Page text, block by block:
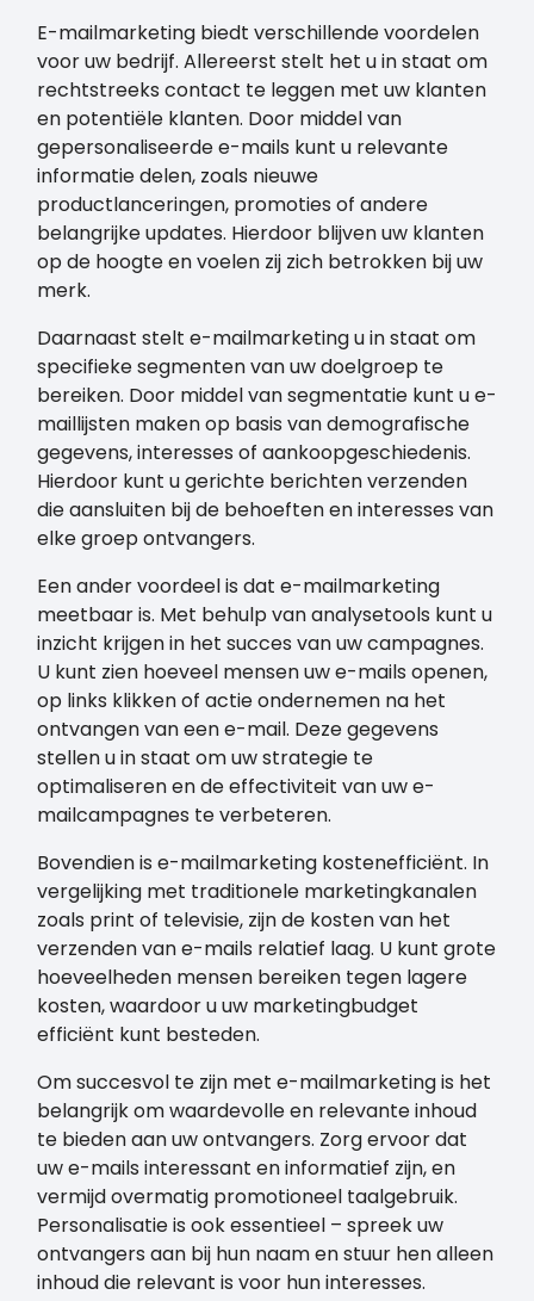
E-mailmarketing biedt verschillende voordelen
voor uw bedrijf. Allereerst stelt het u in staat om
rechtstreeks contact te leggen met uw klanten
en potentiële klanten. Door middel van
gepersonaliseerde e-mails kunt u relevante
informatie delen, zoals nieuwe
productlanceringen, promoties of andere
belangrijke updates. Hierdoor blijven uw klanten
op de hoogte en voelen zij zich betrokken bij uw
merk.
Daarnaast stelt e-mailmarketing u in staat om
specifieke segmenten van uw doelgroep te
bereiken. Door middel van segmentatie kunt u e-
maillijsten maken op basis van demografische
gegevens, interesses of aankoopgeschiedenis.
Hierdoor kunt u gerichte berichten verzenden
die aansluiten bij de behoeften en interesses van
elke groep ontvangers.
Een ander voordeel is dat e-mailmarketing
meetbaar is. Met behulp van analysetools kunt u
inzicht krijgen in het succes van uw campagnes.
U kunt zien hoeveel mensen uw e-mails openen,
op links klikken of actie ondernemen na het
ontvangen van een e-mail. Deze gegevens
stellen u in staat om uw strategie te
optimaliseren en de effectiviteit van uw e-
mailcampagnes te verbeteren.
Bovendien is e-mailmarketing kostenefficiënt. In
vergelijking met traditionele marketingkanalen
zoals print of televisie, zijn de kosten van het
verzenden van e-mails relatief laag. U kunt grote
hoeveelheden mensen bereiken tegen lagere
kosten, waardoor u uw marketingbudget
efficiënt kunt besteden.
Om succesvol te zijn met e-mailmarketing is het
belangrijk om waardevolle en relevante inhoud
te bieden aan uw ontvangers. Zorg ervoor dat
uw e-mails interessant en informatief zijn, en
vermijd overmatig promotioneel taalgebruik.
Personalisatie is ook essentieel – spreek uw
ontvangers aan bij hun naam en stuur hen alleen
inhoud die relevant is voor hun interesses.